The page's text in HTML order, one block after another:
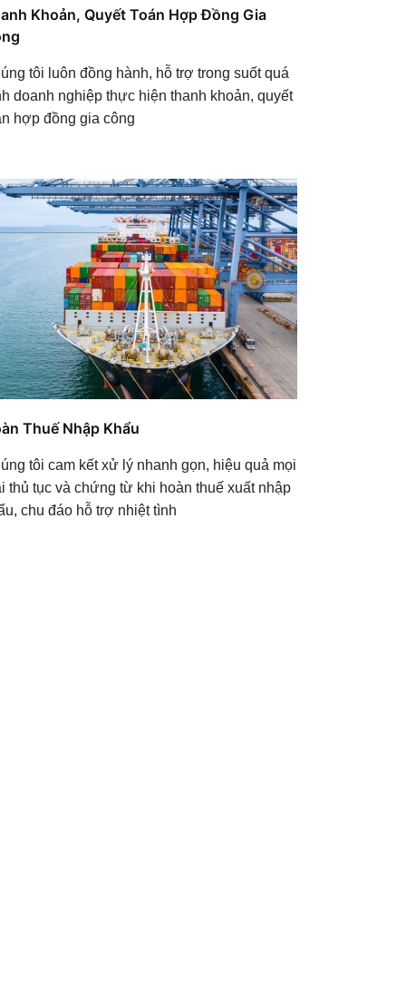
Khoản, Quyết Toán Hợp Đồng Gia
tôi luôn đồng hành, hỗ trợ trong suốt quá
doanh nghiệp thực hiện thanh khoản, quyết
hợp đồng gia công
Thuế Nhập Khẩu
tôi cam kết xử lý nhanh gọn, hiệu quả mọi
thủ tục và chứng từ khi hoàn thuế xuất nhập
chu đáo hỗ trợ nhiệt tình